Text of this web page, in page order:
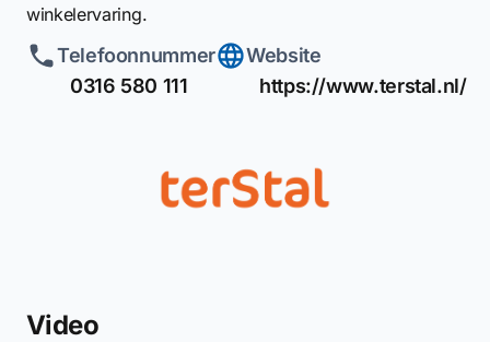
winkelervaring.
Telefoonnummer
0316 580 111
Website
https://www.terstal.nl/
Video